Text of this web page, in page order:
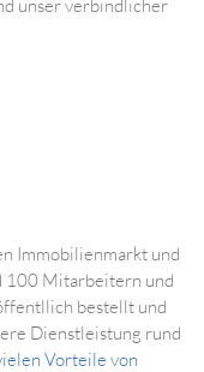
unser verbindlicher
Immobilienmarkt und
100 Mitarbeitern und
bestellt und
Dienstleistung rund
Vorteile von